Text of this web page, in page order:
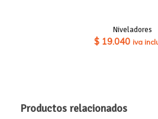
Niveladores
$19.040 iva
Productos relacionados